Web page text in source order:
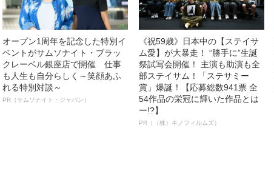
オープン1周年を記念した特別イ
ベントがサムソナイト・ブラッ
クレーベル銀座店で開催 仕事
も人生も自分らしく～笑顔あふ
れる特別対談～
PR（サムソナイト・ジャパン）
《祝59歳》日本中の【ステイサ
ム愛】が大暴走！ “勝手に”生誕
祭試写会開催！ 主演も助演も全
部ステイサム！「ステサミー
賞」爆誕！【応募総数941票 全
54作品の栄冠に輝いた作品とは
ー!?】
PR（（株）キノフィルムズ）